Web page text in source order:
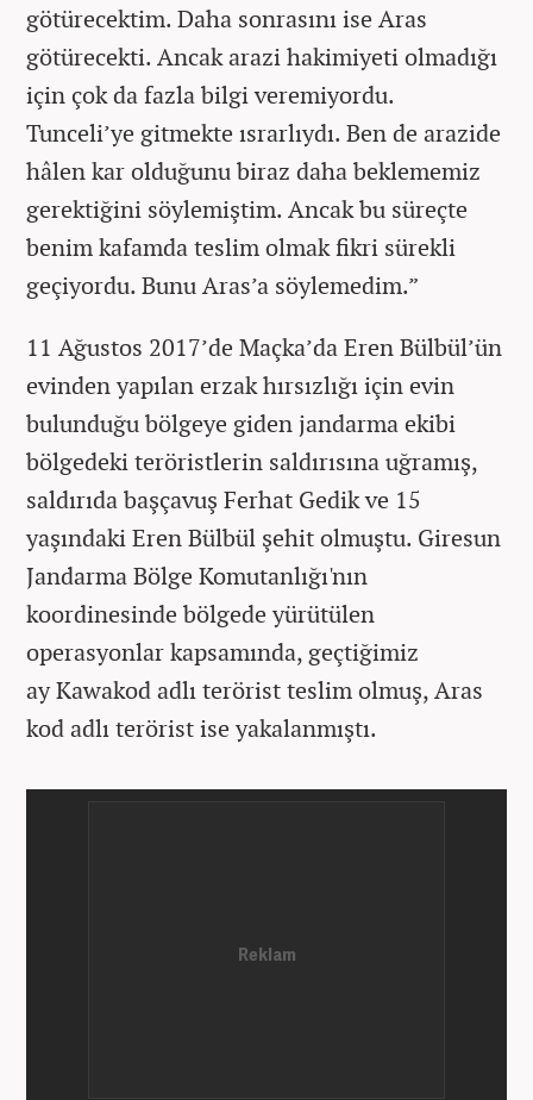
götürecektim. Daha sonrasını ise Aras
götürecekti. Ancak arazi hakimiyeti olmadığı
için çok da fazla bilgi veremiyordu.
Tunceli’ye gitmekte ısrarlıydı. Ben de arazide
hâlen kar olduğunu biraz daha beklememiz
gerektiğini söylemiştim. Ancak bu süreçte
benim kafamda teslim olmak fikri sürekli
geçiyordu. Bunu Aras’a söylemedim.”
11 Ağustos 2017’de Maçka’da Eren Bülbül’ün
evinden yapılan erzak hırsızlığı için evin
bulunduğu bölgeye giden jandarma ekibi
bölgedeki teröristlerin saldırısına uğramış,
saldırıda başçavuş Ferhat Gedik ve 15
yaşındaki Eren Bülbül şehit olmuştu. Giresun
Jandarma Bölge Komutanlığı'nın
koordinesinde bölgede yürütülen
operasyonlar kapsamında, geçtiğimiz
ay Kawakod adlı terörist teslim olmuş, Aras
kod adlı terörist ise yakalanmıştı.